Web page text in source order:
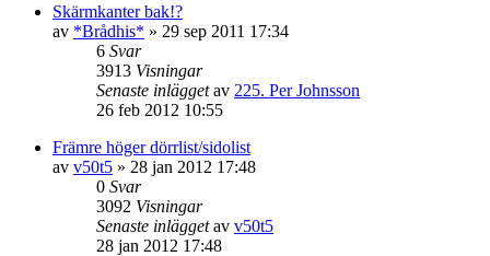
Skärmkanter bak!?
av *Brådhis* » 29 sep 2011 17:34
6 Svar
3913 Visningar
Senaste inläggetav 225. Per Johnsson
26 feb 2012 10:55
Främre höger dörrlist/sidolist
av v50t5 » 28 jan 2012 17:48
0 Svar
3092 Visningar
Senaste inläggetav v50t5
28 jan 2012 17:48